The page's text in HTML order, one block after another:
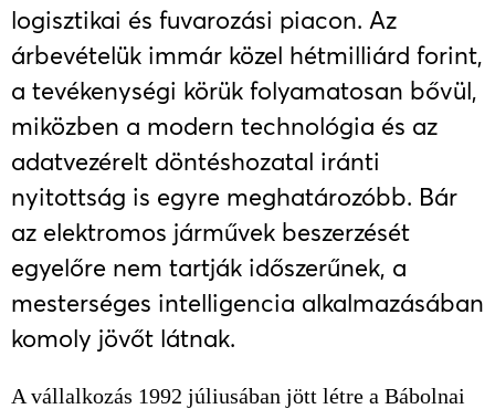
logisztikai és fuvarozási piacon. Az
árbevételük immár közel hétmilliárd forint,
a tevékenységi körük folyamatosan bővül,
miközben a modern technológia és az
adatvezérelt döntéshozatal iránti
nyitottság is egyre meghatározóbb. Bár
az elektromos járművek beszerzését
egyelőre nem tartják időszerűnek, a
mesterséges intelligencia alkalmazásában
komoly jövőt látnak.
A vállalkozás 1992 júliusában jött létre a Bábolnai